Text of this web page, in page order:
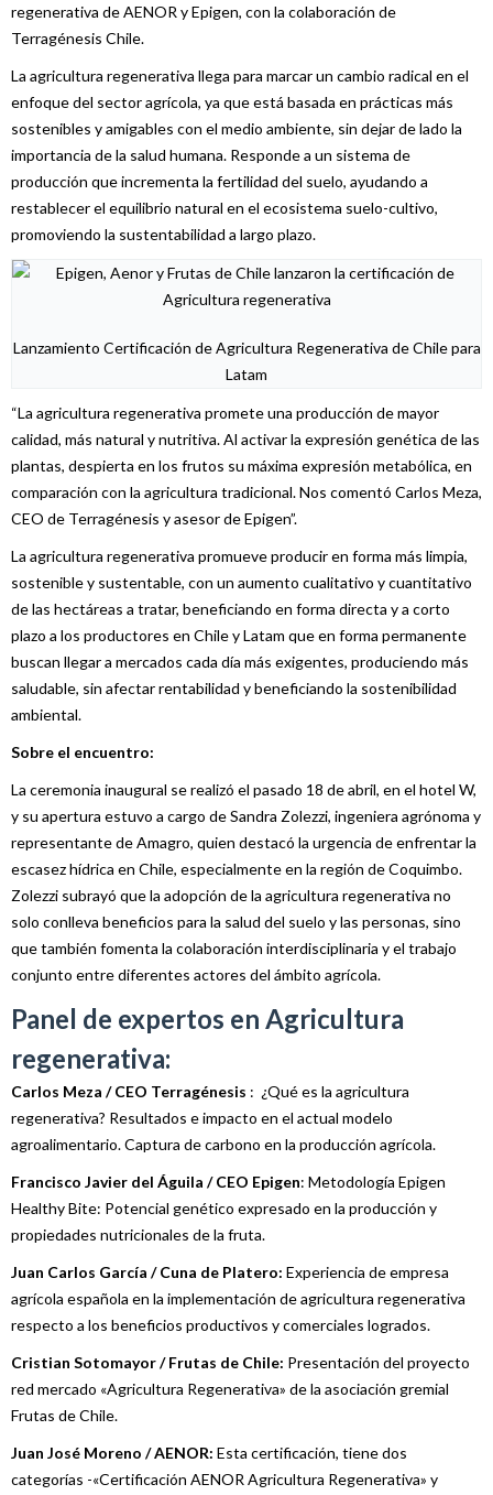
regenerativa de AENOR y Epigen, con la colaboración de
Terragénesis Chile.
La agricultura regenerativa llega para marcar un cambio radical en el
enfoque del sector agrícola, ya que está basada en prácticas más
sostenibles y amigables con el medio ambiente, sin dejar de lado la
importancia de la salud humana. Responde a un sistema de
producción que incrementa la fertilidad del suelo, ayudando a
restablecer el equilibrio natural en el ecosistema suelo-cultivo,
promoviendo la sustentabilidad a largo plazo.
Lanzamiento Certificación de Agricultura Regenerativa de Chile para
Latam
“La agricultura regenerativa promete una producción de mayor
calidad, más natural y nutritiva. Al activar la expresión genética de las
plantas, despierta en los frutos su máxima expresión metabólica, en
comparación con la agricultura tradicional. Nos comentó Carlos Meza,
CEO de Terragénesis y asesor de Epigen”.
La agricultura regenerativa promueve producir en forma más limpia,
sostenible y sustentable, con un aumento cualitativo y cuantitativo
de las hectáreas a tratar, beneficiando en forma directa y a corto
plazo a los productores en Chile y Latam que en forma permanente
buscan llegar a mercados cada día más exigentes, produciendo más
saludable, sin afectar rentabilidad y beneficiando la sostenibilidad
ambiental.
Sobre el encuentro:
La ceremonia inaugural se realizó el pasado 18 de abril, en el hotel W,
y su apertura estuvo a cargo de Sandra Zolezzi, ingeniera agrónoma y
representante de Amagro, quien destacó la urgencia de enfrentar la
escasez hídrica en Chile, especialmente en la región de Coquimbo.
Zolezzi subrayó que la adopción de la agricultura regenerativa no
solo conlleva beneficios para la salud del suelo y las personas, sino
que también fomenta la colaboración interdisciplinaria y el trabajo
conjunto entre diferentes actores del ámbito agrícola.
Panel de expertos en Agricultura
regenerativa:
Carlos Meza / CEO Terragénesis : ¿Qué es la agricultura
regenerativa? Resultados e impacto en el actual modelo
agroalimentario. Captura de carbono en la producción agrícola.
Francisco Javier del Águila / CEO Epigen: Metodología Epigen
Healthy Bite: Potencial genético expresado en la producción y
propiedades nutricionales de la fruta.
Juan Carlos García / Cuna de Platero: Experiencia de empresa
agrícola española en la implementación de agricultura regenerativa
respecto a los beneficios productivos y comerciales logrados.
Cristian Sotomayor / Frutas de Chile: Presentación del proyecto
red mercado «Agricultura Regenerativa» de la asociación gremial
Frutas de Chile.
Juan José Moreno / AENOR: Esta certificación, tiene dos
categorías -«Certificación AENOR Agricultura Regenerativa» y